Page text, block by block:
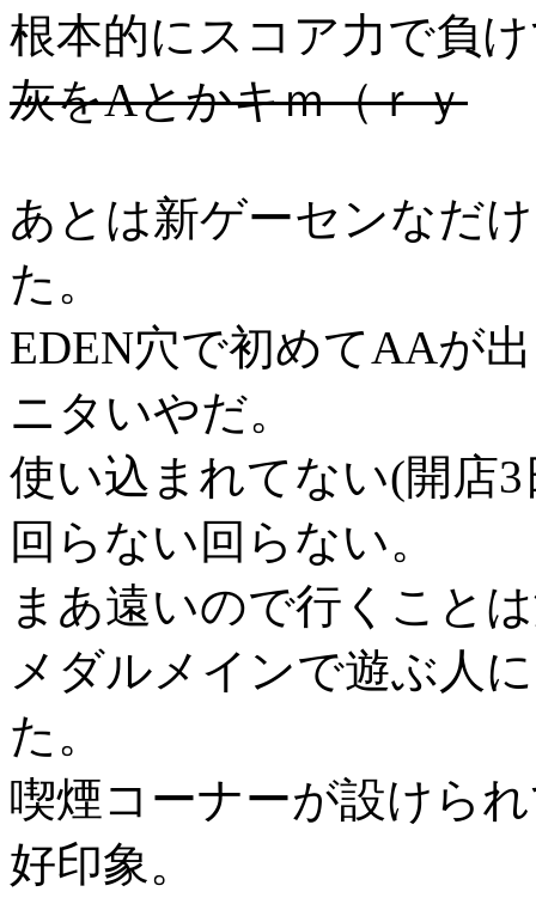
根本的にスコア力で負
灰をAとかキｍ（ｒｙ
あとは新ゲーセンなだ
た。
EDEN穴で初めてAAが
ニタいやだ。
使い込まれてない(開店
回らない回らない。
まあ遠いので行くこと
メダルメインで遊ぶ人
た。
喫煙コーナーが設けら
好印象。